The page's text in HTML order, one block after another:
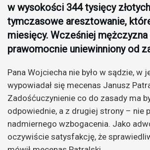
w wysokości 344 tysięcy
tymczasowe aresztowanie,
miesięcy. Wcześniej mężczyzna
prawomocnie uniewinniony od
Pana Wojciecha nie było w sądzie, w
wypowiadał się mecenas Janusz
Zadośćuczynienie co do zasady ma
odpowiednie, a z drugiej strony – nie
nadmiernego wzbogacenia. Jako
oczywiście satysfakcję, że